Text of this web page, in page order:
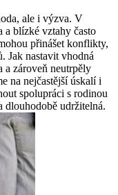
ale i výzva. V
a blízké vztahy často
přinášet konflikty,
Jak nastavit vhodná
a zároveň neutrpěly
na nejčastější úskalí i
spolupráci s rodinou
dlouhodobě udržitelná.